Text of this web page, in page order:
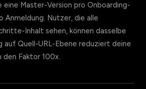
eine Master-Version pro Onboarding-
Anmeldung. Nutzer, die alle
Inhalt sehen, können dasselbe
auf Quell-URL-Ebene reduziert deine
den Faktor 100x.